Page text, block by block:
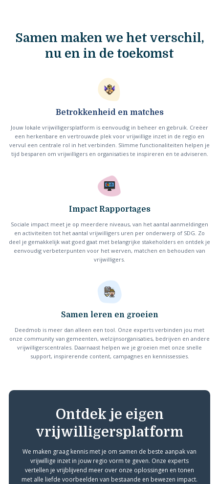
Samen maken we het verschil,
nu en in de toekomst
Betrokkenheid en matches
Jouw lokale vrijwilligersplatform is eenvoudig in beheer en gebruik. Creëer
een herkenbare en vertrouwde plek voor vrijwillige inzet in de regio en
vervul een centrale rol in het verbinden. Slimme functionaliteiten helpen je
tijd besparen om vrijwilligers en organisaties te inspireren en te adviseren.
Impact Rapportages
Sociale impact meet je op meerdere niveaus, van het aantal aanmeldingen
en activiteiten tot het aantal vrijwilligers uren per onderwerp of SDG. Zo
deel je gemakkelijk wat goed gaat met belangrijke stakeholders en ontdek je
eenvoudig verbeterpunten voor het werven, matchen en behouden van
vrijwilligers.
Samen leren en groeien
Deedmob is meer dan alleen een tool. Onze experts verbinden jou met
onze community van gemeenten, welzijnsorganisaties, bedrijven en andere
vrijwilligerscentrales. Daarnaast helpen we je groeien met onze snelle
support, inspirerende content, campagnes en kennissessies.
Ontdek je eigen
vrijwilligersplatform
We maken graag kennis met je om samen de beste aanpak van
vrijwillige inzet in jouw regio vorm te geven. Onze experts
vertellen je vrijblijvend meer over onze oplossingen en tonen
met alle liefde voorbeelden van bestaande en bewezen impact.